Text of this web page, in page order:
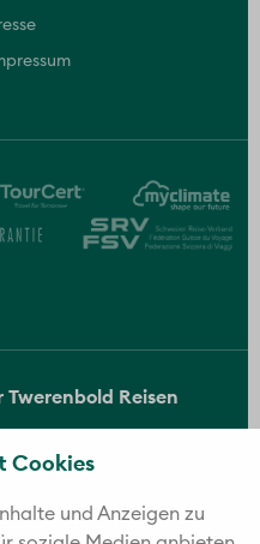
Cookies
und Anzeigen zu
Reisen